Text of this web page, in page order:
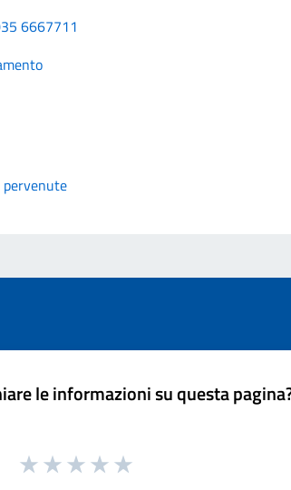
6667711
pervenute
le informazioni su questa